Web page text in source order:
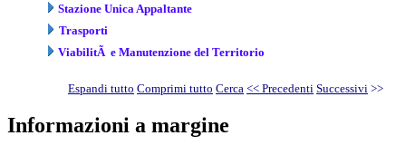
Stazione Unica Appaltante
Trasporti
ViabilitÃ e Manutenzione del Territorio
Espandi tutto Comprimi tutto Cerca << Precedenti Successivi >>
Informazioni a margine